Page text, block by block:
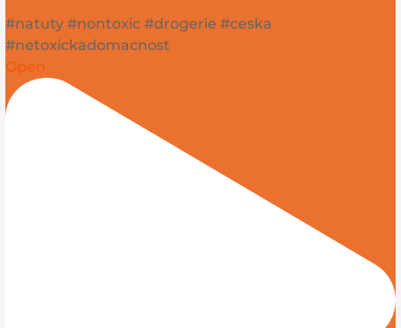
#natuty #nontoxic #drogerie #ceska
#netoxickadomacnost
Open